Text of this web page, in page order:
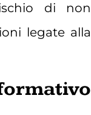
di non
legate alla